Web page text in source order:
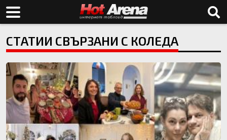
СТАТИИ СВЪРЗАНИ С КОЛЕДА